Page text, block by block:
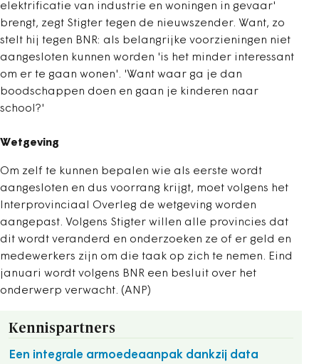
elektrificatie van industrie en woningen in gevaar'
brengt, zegt Stigter tegen de nieuwszender. Want, zo
stelt hij tegen BNR: als belangrijke voorzieningen niet
aangesloten kunnen worden 'is het minder interessant
om er te gaan wonen'. 'Want waar ga je dan
boodschappen doen en gaan je kinderen naar
school?'
Wetgeving
Om zelf te kunnen bepalen wie als eerste wordt
aangesloten en dus voorrang krijgt, moet volgens het
Interprovinciaal Overleg de wetgeving worden
aangepast. Volgens Stigter willen alle provincies dat
dit wordt veranderd en onderzoeken ze of er geld en
medewerkers zijn om die taak op zich te nemen. Eind
januari wordt volgens BNR een besluit over het
onderwerp verwacht. (ANP)
Kennispartners
Een integrale armoedeaanpak dankzij data